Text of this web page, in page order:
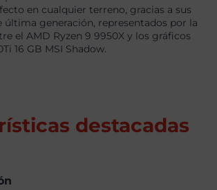
en cualquier terreno, gracias a sus
última generación, representados por la
el AMD Ryzen 9 9950X y los gráficos
16 GB MSI Shadow.
destacadas